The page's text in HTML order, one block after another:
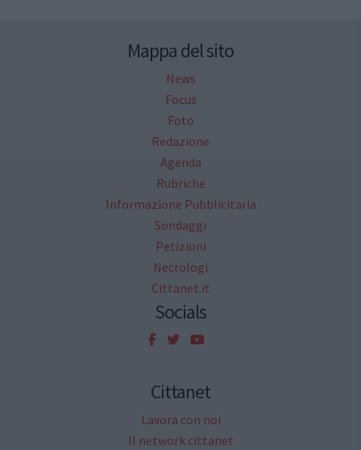
Mappa del sito
News
Focus
Foto
Redazione
Agenda
Rubriche
Informazione Pubblicitaria
Sondaggi
Petizioni
Necrologi
Cittanet.it
Socials
Cittanet
Lavora con noi
Il network cittanet